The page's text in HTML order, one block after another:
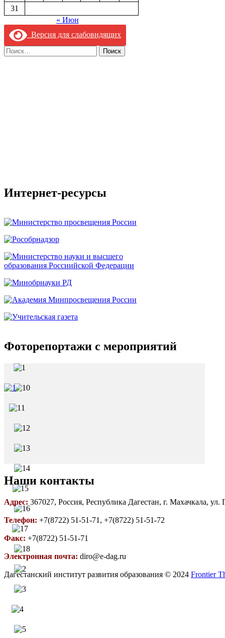
31
« Июн
Версия для слабовидящих
Найти:
Интернет-ресурсы
Фоторепортажи с мероприятий
Наши контакты
Адрес: 367027, Россия, Республика Дагестан, г. Махачкала,
Телефон: +7(8722) 51-51-71, +7(8722) 51-51-72
Факс: +7(8722) 51-51-71
Электронная почта: diro@e-dag.ru
Дагестанский институт развития образования © 2024 Frontier